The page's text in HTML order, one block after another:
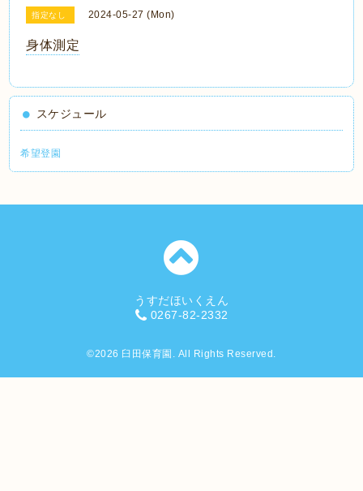
指定なし 2024-05-27 (Mon)
身体測定
スケジュール
希望登園
うすだほいくえん
0267-82-2332
©2026 臼田保育園 . All Rights Reserved.